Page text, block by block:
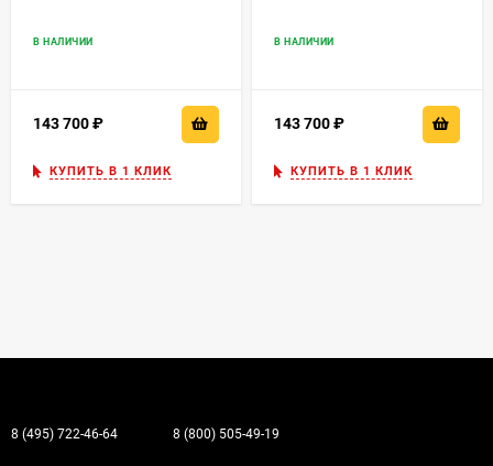
В НАЛИЧИИ
143 700
КУПИТЬ В 1 КЛИК
В НАЛИЧИИ
143 700
КУПИТЬ В 1 КЛИК
8 (495) 722-46-64 8 (800) 505-49-19